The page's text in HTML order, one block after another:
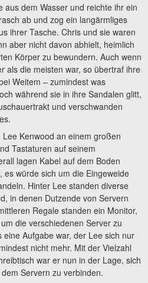
aus dem Wasser und reichte ihr ein
ab und zog ein langärmliges
ihrer Tasche. Chris und sie waren
aber nicht davon abhielt, heimlich
Körper zu bewundern. Auch wenn
als die meisten war, so übertraf ihre
Weitem – zumindest was
während sie in ihre Sandalen glitt,
und verschwanden
Kenwood an einem großen
Tastaturen auf seinem
lagen Kabel auf dem Boden
es würde sich um die Eingeweide
Hinter Lee standen diverse
in denen Dutzende von Servern
Regale standen ein Monitor,
die verschiedenen Server zu
Aufgabe war, der Lee sich nur
nicht mehr. Mit der Vielzahl
war er nun in der Lage, sich
Servern zu verbinden.